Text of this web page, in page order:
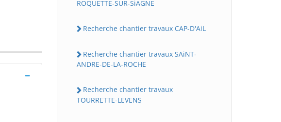
ROQUETTE-SUR-SiAGNE
Recherche chantier travaux CAP-D'AiL
Recherche chantier travaux SAiNT-
ANDRE-DE-LA-ROCHE
Recherche chantier travaux
TOURRETTE-LEVENS